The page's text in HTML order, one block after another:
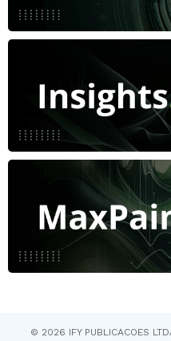
© 2026 IFY PUBLICACOES